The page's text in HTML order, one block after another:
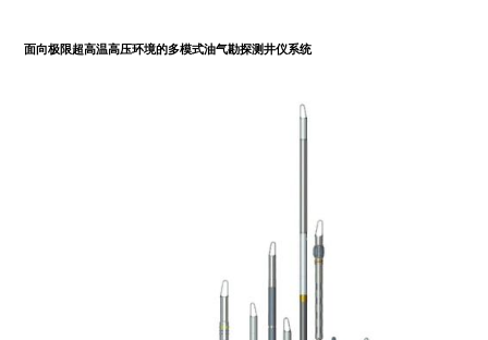
面向极限超高温高压环境的多模式油气勘探测井仪系统